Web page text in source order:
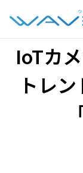
ホーム コラム ›
IoTカ
トレ